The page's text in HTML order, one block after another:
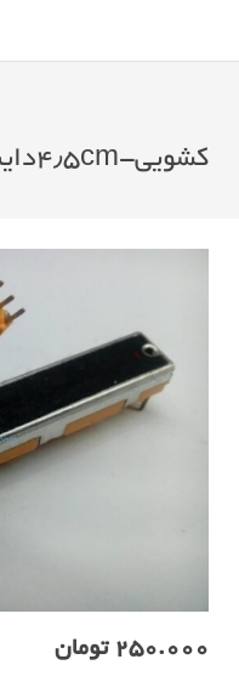
قطعات الکترونیک
کشویی-۴٫۵cmدایناکورد-۱۰کیلو-۳پین،مونو.
250.000 تومان